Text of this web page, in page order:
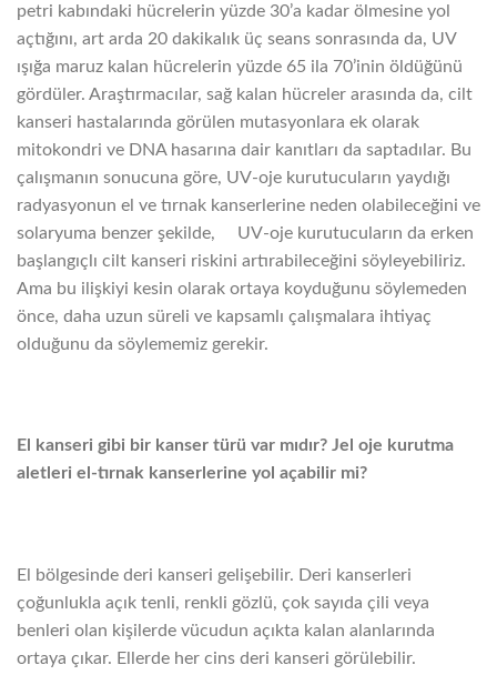
petri kabındaki hücrelerin yüzde 30’a kadar ölmesine yol
açtığını, art arda 20 dakikalık üç seans sonrasında da, UV
ışığa maruz kalan hücrelerin yüzde 65 ila 70’inin öldüğünü
gördüler. Araştırmacılar, sağ kalan hücreler arasında da, cilt
kanseri hastalarında görülen mutasyonlara ek olarak
mitokondri ve DNA hasarına dair kanıtları da saptadılar. Bu
çalışmanın sonucuna göre, UV-oje kurutucuların yaydığı
radyasyonun el ve tırnak kanserlerine neden olabileceğini ve
solaryuma benzer şekilde, UV-oje kurutucuların da erken
başlangıçlı cilt kanseri riskini artırabileceğini söyleyebiliriz.
Ama bu ilişkiyi kesin olarak ortaya koyduğunu söylemeden
önce, daha uzun süreli ve kapsamlı çalışmalara ihtiyaç
olduğunu da söylememiz gerekir.
El kanseri gibi bir kanser türü var mıdır? Jel oje kurutma
aletleri el-tırnak kanserlerine yol açabilir mi?
El bölgesinde deri kanseri gelişebilir. Deri kanserleri
çoğunlukla açık tenli, renkli gözlü, çok sayıda çili veya
benleri olan kişilerde vücudun açıkta kalan alanlarında
ortaya çıkar. Ellerde her cins deri kanseri görülebilir.